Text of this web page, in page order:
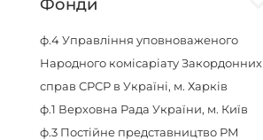
Фонди
ф.4Управління уповноваженого
Народного комісаріату Закордонних
справ СРСР в Україні, м. Харків
ф.1 Верховна Рада України, м. Київ
ф.3 Постійне представництво РМ